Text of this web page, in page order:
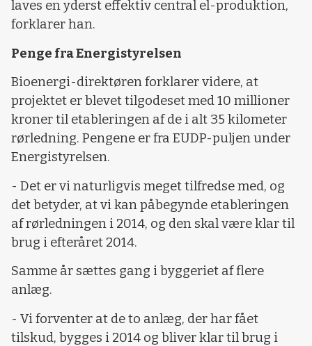
laves en yderst effektiv central el-produktion,
forklarer han.
Penge fra Energistyrelsen
Bioenergi-direktøren forklarer videre, at
projektet er blevet tilgodeset med 10 millioner
kroner til etableringen af de i alt 35 kilometer
rørledning. Pengene er fra EUDP-puljen under
Energistyrelsen.
- Det er vi naturligvis meget tilfredse med, og
det betyder, at vi kan påbegynde etableringen
af rørledningen i 2014, og den skal være klar til
brug i efteråret 2014.
Samme år sættes gang i byggeriet af flere
anlæg.
- Vi forventer at de to anlæg, der har fået
tilskud, bygges i 2014 og bliver klar til brug i